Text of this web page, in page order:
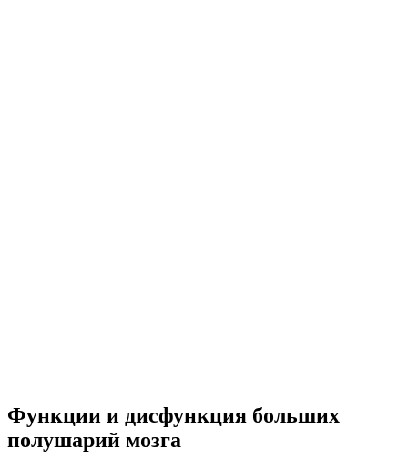
Функции и дисфункция больших
полушарий мозга